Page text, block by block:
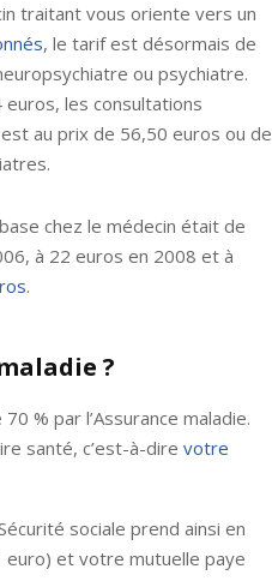
traitant vous oriente vers un
, le tarif est désormais de
ou psychiatre.
euros, les consultations
au prix de 56,50 euros ou de
chez le médecin était de
à 22 euros en 2008 et à
.
?
% par l’Assurance maladie.
santé, c’est-à-dire votre
sociale prend ainsi en
euro) et votre mutuelle paye